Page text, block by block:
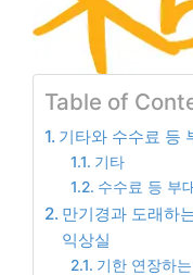
Table of
기타와 수수료 등
기타
수수료 등 부
만기경과 도래하
익상실
기한 연장하